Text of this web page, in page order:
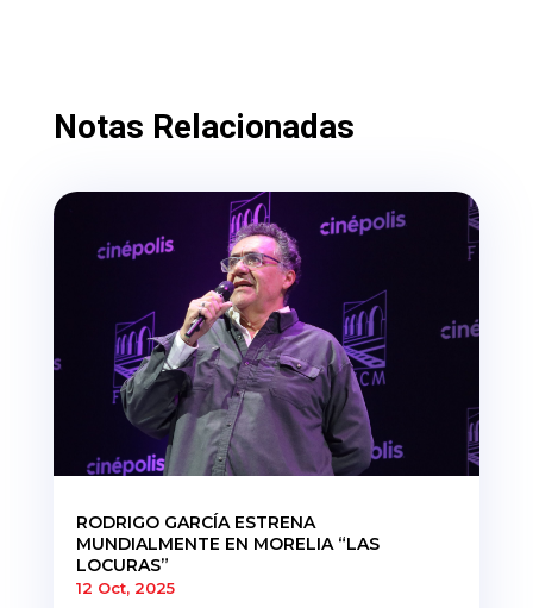
Notas Relacionadas
RODRIGO GARCÍA ESTRENA
MUNDIALMENTE EN MORELIA “LAS
LOCURAS”
12 Oct, 2025